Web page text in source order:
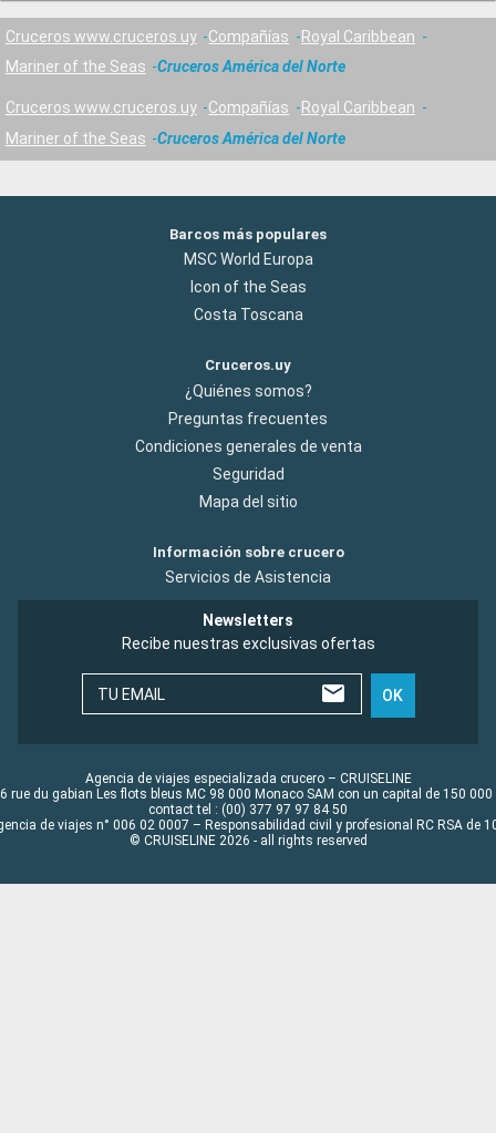
Cruceros www.cruceros.uy Compañías
Royal Caribbean
Mariner of the Seas
Cruceros América del Norte
Cruceros www.cruceros.uy Compañías
Royal Caribbean
Mariner of the Seas
Cruceros América del Norte
Barcos más populares
MSC World Europa
Icon of the Seas
Costa Toscana
Cruceros.uy
¿Quiénes somos?
Preguntas frecuentes
Condiciones generales de venta
Seguridad
Mapa del sitio
Información sobre crucero
Servicios de Asistencia
Newsletters
Recibe nuestras exclusivas ofertas
TU EMAIL OK
Agencia de viajes especializada crucero – CRUISELINE
rue du gabian Les flots bleus MC 98 000 Monaco SAM con un capital de 150 000
contact tel : (00) 377 97 97 84 50
de viajes n° 006 02 0007 – Responsabilidad civil y profesional RC RSA de
© CRUISELINE 2026 - all rights reserved